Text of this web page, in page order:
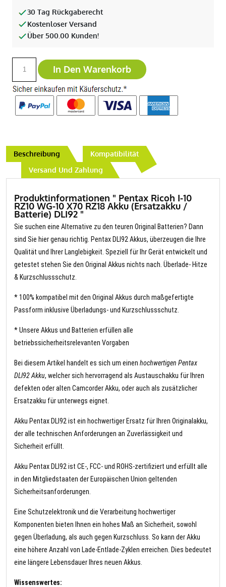
30 Tag Rückgaberecht
Kostenloser Versand
Über 500.00 Kunden!
In Den Warenkorb
Beschreibung
Kompatibilität
Versand Und Zahlung
Produktinformationen " Pentax Ricoh I-10
RZ10 WG-10 X70 RZ18 Akku (Ersatzakku /
Batterie) DLI92 "
Sie suchen eine Alternative zu den teuren Original Batterien? Dann
sind Sie hier genau richtig. Pentax DLI92 Akkus, überzeugen die Ihre
Qualität und Ihrer Langlebigkeit. Speziell für Ihr Gerät entwickelt und
getestet stehen Sie den Original Akkus nichts nach. Überlade- Hitze
& Kurzschlussschutz.
* 100% kompatibel mit den Original Akkus durch maßgefertigte
Passform inklusive Überladungs- und Kurzschlussschutz.
* Unsere Akkus und Batterien erfüllen alle
betriebssicherheitsrelevanten Vorgaben
Bei diesem Artikel handelt es sich um einen hochwertigen Pentax
DLI92 Akku, welcher sich hervorragend als Austauschakku für Ihren
defekten oder alten Camcorder Akku, oder auch als zusätzlicher
Ersatzakku für unterwegs eignet.
Akku Pentax DLI92 ist ein hochwertiger Ersatz für Ihren Originalakku,
der alle technischen Anforderungen an Zuverlässigkeit und
Sicherheit erfüllt.
Akku Pentax DLI92 ist CE-, FCC- und ROHS-zertifiziert und erfüllt alle
in den Mitgliedstaaten der Europäischen Union geltenden
Sicherheitsanforderungen.
Eine Schutzelektronik und die Verarbeitung hochwertiger
Komponenten bieten Ihnen ein hohes Maß an Sicherheit, sowohl
gegen Überladung, als auch gegen Kurzschluss. So kann der Akku
eine höhere Anzahl von Lade-Entlade-Zyklen erreichen. Dies bedeutet
eine längere Lebensdauer Ihres neuen Akkus.
Wissenswertes: